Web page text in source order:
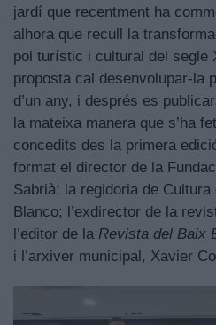
jardí que recentment ha
alhora que recull la
pol turístic i cultural del segle
proposta cal desenvolupar-la
d’un any, i després es
la mateixa manera que s’ha
concedits des la primera
format el director de la
Sabrià; la regidoria de Cultura
Blanco; l’exdirector de la
l’editor de la Revista del Baix
i l’arxiver municipal, Xavier